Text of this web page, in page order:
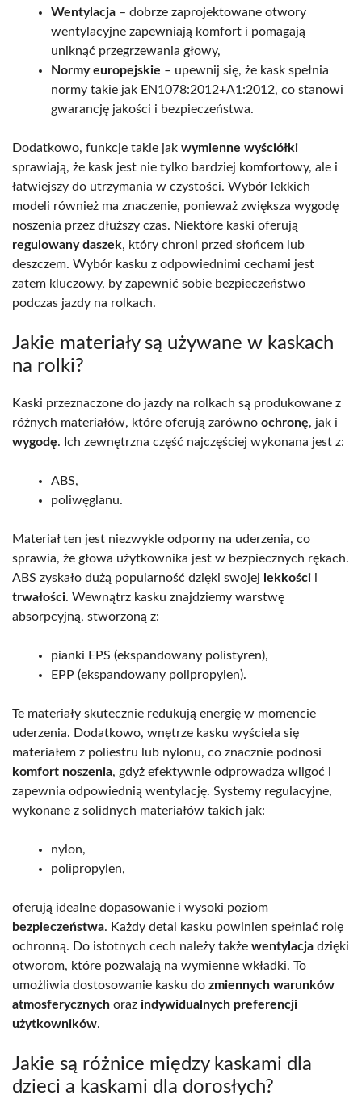
Wentylacja – dobrze zaprojektowane otwory
wentylacyjne zapewniają komfort i pomagają
uniknąć przegrzewania głowy,
Normy europejskie – upewnij się, że kask spełnia
normy takie jak EN1078:2012+A1:2012, co stanowi
gwarancję jakości i bezpieczeństwa.
Dodatkowo, funkcje takie jak wymienne wyściółki
sprawiają, że kask jest nie tylko bardziej komfortowy, ale i
łatwiejszy do utrzymania w czystości. Wybór lekkich
modeli również ma znaczenie, ponieważ zwiększa wygodę
noszenia przez dłuższy czas. Niektóre kaski oferują
regulowany daszek, który chroni przed słońcem lub
deszczem. Wybór kasku z odpowiednimi cechami jest
zatem kluczowy, by zapewnić sobie bezpieczeństwo
podczas jazdy na rolkach.
Jakie materiały są używane w kaskach
na rolki?
Kaski przeznaczone do jazdy na rolkach są produkowane z
różnych materiałów, które oferują zarówno ochronę, jak i
wygodę. Ich zewnętrzna część najczęściej wykonana jest z:
ABS,
poliwęglanu.
Materiał ten jest niezwykle odporny na uderzenia, co
sprawia, że głowa użytkownika jest w bezpiecznych rękach.
ABS zyskało dużą popularność dzięki swojej lekkości i
trwałości. Wewnątrz kasku znajdziemy warstwę
absorpcyjną, stworzoną z:
pianki EPS (ekspandowany polistyren),
EPP (ekspandowany polipropylen).
Te materiały skutecznie redukują energię w momencie
uderzenia. Dodatkowo, wnętrze kasku wyściela się
materiałem z poliestru lub nylonu, co znacznie podnosi
komfort noszenia, gdyż efektywnie odprowadza wilgoć i
zapewnia odpowiednią wentylację. Systemy regulacyjne,
wykonane z solidnych materiałów takich jak:
nylon,
polipropylen,
oferują idealne dopasowanie i wysoki poziom
bezpieczeństwa. Każdy detal kasku powinien spełniać rolę
ochronną. Do istotnych cech należy także wentylacja dzięki
otworom, które pozwalają na wymienne wkładki. To
umożliwia dostosowanie kasku do zmiennych warunków
atmosferycznych oraz indywidualnych preferencji
użytkowników.
Jakie są różnice między kaskami dla
dzieci a kaskami dla dorosłych?